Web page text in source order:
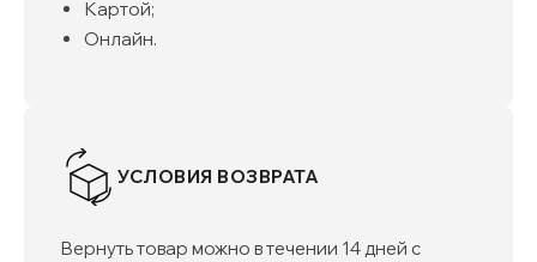
Картой;
Онлайн.
УСЛОВИЯ ВОЗВРАТА
Вернуть товар можно в течении 14 дней с